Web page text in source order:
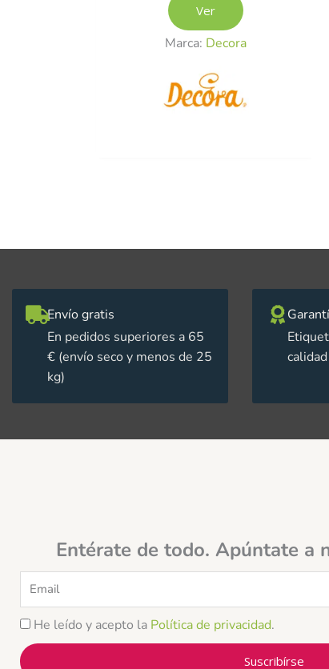
Ver
Marca: Decora
Envío gratis
En pedidos superiores a 65
€ (envío seco y menos de 25
kg)
calidad
Entérate de todo. Apúntate a
Email
He leído y acepto la Política de privacidad.
Suscribírse